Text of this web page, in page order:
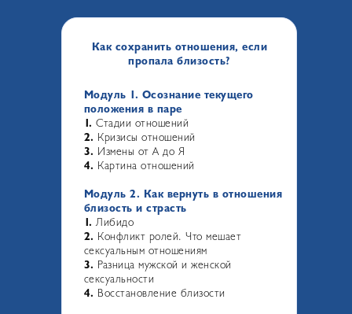
Модуль 1. Осознание текущего
положения в паре
1. Стадии отношений
2. Кризисы отношений
3. Измены от А до Я
4. Картина отношений
Модуль 2. Как вернуть в отношения
близость и страсть
1. Либидо
2. Конфликт ролей. Что мешает
сексуальным отношениям
3. Разница мужской и женской
сексуальности
4. Восстановление близости
Как сохранить отношения, если
пропала близость?